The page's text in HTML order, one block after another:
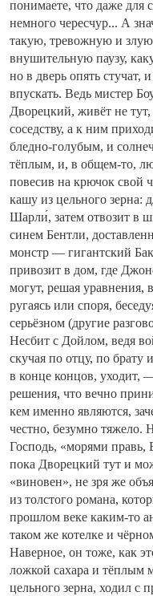
понимаете, что даже для
немного чересчур... А
такую, тревожную и
внушительную паузу,
но в дверь опять стучат,
впускать. Ведь мистер
Дворецкий, живёт не
соседству, а к ним
бледно-голубым, и
тёплым, и, в общем-то,
повесив на крючок свой
кашу из цельного зерна:
Шарли́, затем отвозит в
синем Бентли,
монстр — гигантский
привозит в дом, где
могут, решая уравнения,
ругаясь или споря,
серьёзном (другие
Несбит с Дойлом, ведя
скучая по отцу, по
в конце концов, уходит,
решения, что вечно
кем именно являются,
честно, безумно тяжело.
Господь, «морями правь,
пока Дворецкий тут и
«виновен», не зря же
из толстого романа,
прошлом веке каким-то
таком же котелке и
Наверное, он тоже, как
ложкой сахара и тёплым
цельного зерна, ходил с